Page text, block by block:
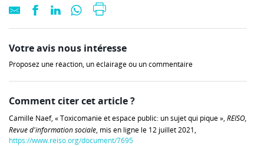
Votre avis nous intéresse
Proposez une réaction, un éclairage ou un commentaire
Comment citer cet article ?
Camille Naef, « Toxicomanie et espace public: un sujet qui pique », REISO,
Revue d'information sociale, mis en ligne le 12 juillet 2021,
https://www.reiso.org/document/7695